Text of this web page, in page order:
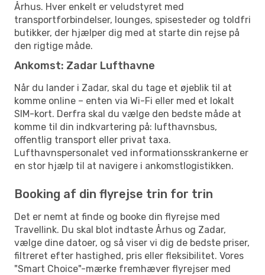
Århus. Hver enkelt er veludstyret med
transportforbindelser, lounges, spisesteder og toldfri
butikker, der hjælper dig med at starte din rejse på
den rigtige måde.
Ankomst: Zadar Lufthavne
Når du lander i Zadar, skal du tage et øjeblik til at
komme online – enten via Wi-Fi eller med et lokalt
SIM-kort. Derfra skal du vælge den bedste måde at
komme til din indkvartering på: lufthavnsbus,
offentlig transport eller privat taxa.
Lufthavnspersonalet ved informationsskrankerne er
en stor hjælp til at navigere i ankomstlogistikken.
Booking af din flyrejse trin for trin
Det er nemt at finde og booke din flyrejse med
Travellink. Du skal blot indtaste Århus og Zadar,
vælge dine datoer, og så viser vi dig de bedste priser,
filtreret efter hastighed, pris eller fleksibilitet. Vores
"Smart Choice"-mærke fremhæver flyrejser med